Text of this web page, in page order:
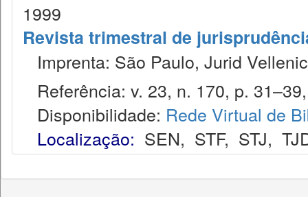
1999
Revista trimestral de
Imprenta: São Paulo, Jurid
Referência: v. 23, n. 170, p.
Disponibilidade: Rede Virtual de
Localização: SEN, STF, STJ,